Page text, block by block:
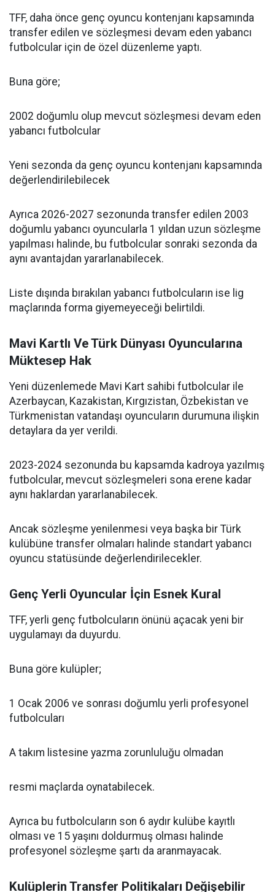
TFF, daha önce genç oyuncu kontenjanı kapsamında
transfer edilen ve sözleşmesi devam eden yabancı
futbolcular için de özel düzenleme yaptı.
Buna göre;
2002 doğumlu olup mevcut sözleşmesi devam eden
yabancı futbolcular
Yeni sezonda da genç oyuncu kontenjanı kapsamında
değerlendirilebilecek
Ayrıca 2026-2027 sezonunda transfer edilen 2003
doğumlu yabancı oyuncularla 1 yıldan uzun sözleşme
yapılması halinde, bu futbolcular sonraki sezonda da
aynı avantajdan yararlanabilecek.
Liste dışında bırakılan yabancı futbolcuların ise lig
maçlarında forma giyemeyeceği belirtildi.
Mavi Kartlı Ve Türk Dünyası Oyuncularına
Müktesep Hak
Yeni düzenlemede Mavi Kart sahibi futbolcular ile
Azerbaycan, Kazakistan, Kırgızistan, Özbekistan ve
Türkmenistan vatandaşı oyuncuların durumuna ilişkin
detaylara da yer verildi.
2023-2024 sezonunda bu kapsamda kadroya yazılmış
futbolcular, mevcut sözleşmeleri sona erene kadar
aynı haklardan yararlanabilecek.
Ancak sözleşme yenilenmesi veya başka bir Türk
kulübüne transfer olmaları halinde standart yabancı
oyuncu statüsünde değerlendirilecekler.
Genç Yerli Oyuncular İçin Esnek Kural
TFF, yerli genç futbolcuların önünü açacak yeni bir
uygulamayı da duyurdu.
Buna göre kulüpler;
1 Ocak 2006 ve sonrası doğumlu yerli profesyonel
futbolcuları
A takım listesine yazma zorunluluğu olmadan
resmi maçlarda oynatabilecek.
Ayrıca bu futbolcuların son 6 aydır kulübe kayıtlı
olması ve 15 yaşını doldurmuş olması halinde
profesyonel sözleşme şartı da aranmayacak.
Kulüplerin Transfer Politikaları Değişebilir